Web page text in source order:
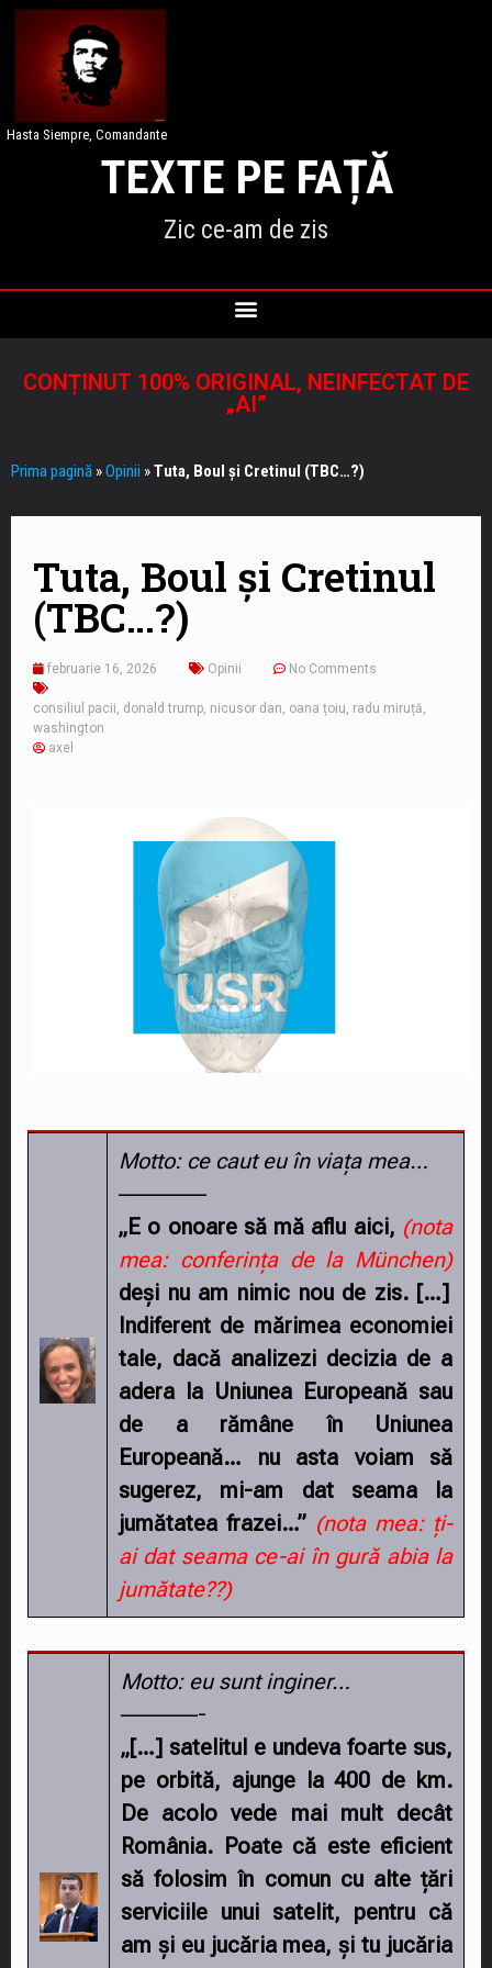
Hasta Siempre, Comandante
TEXTE PE FAȚĂ
Zic ce-am de zis
CONȚINUT 100% ORIGINAL, NEINFECTAT DE
„AI”
Prima pagină »Opinii »Tuta, Boul și Cretinul (TBC…?)
Tuta, Boul și Cretinul
(TBC…?)
februarie 16, 2026 Opinii No Comments
consiliul pacii donald trump nicusor dan oana țoiu radu miruță
washington
axel
Motto: ce caut eu în viața mea…
––––––––
„E o onoare să mă aflu aici, (nota
mea: conferința de la München)
deși nu am nimic nou de zis. […]
Indiferent de mărimea economiei
tale, dacă analizezi decizia de a
adera la Uniunea Europeană sau
de a rămâne în Uniunea
Europeană… nu asta voiam să
sugerez, mi-am dat seama la
jumătatea frazei…” (nota mea: ți-
ai dat seama ce-ai în gură abia la
jumătate??)
Motto: eu sunt inginer…
–––––––-
„[…] satelitul e undeva foarte sus,
pe orbită, ajunge la 400 de km.
De acolo vede mai mult decât
România. Poate că este eficient
să folosim în comun cu alte țări
serviciile unui satelit, pentru că
am și eu jucăria mea, și tu jucăria